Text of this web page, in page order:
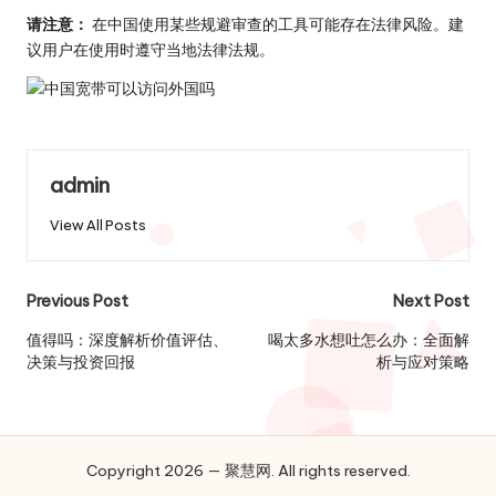
请注意： 在中国使用某些规避审查的工具可能存在法律风险。建
议用户在使用时遵守当地法律法规。
admin
View All Posts
Post
navigation
Previous Post
值得吗：深度解析价值评估、
决策与投资回报
Next Post
喝太多水想吐怎么办：全面解
析与应对策略
Copyright 2026 — 聚慧网. All rights reserved.